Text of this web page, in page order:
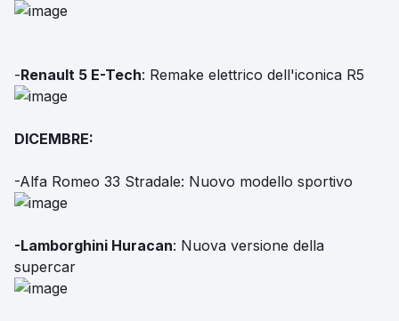
-Renault 5 E-Tech: Remake elettrico dell'iconica R5
DICEMBRE:
-Alfa Romeo 33 Stradale: Nuovo modello sportivo
-Lamborghini Huracan: Nuova versione della
supercar